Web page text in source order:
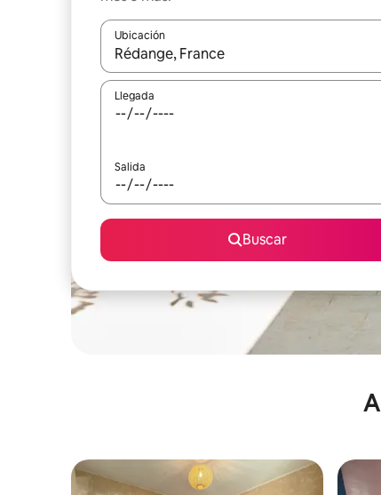
Ubicación
Cuando los resultados estén disponibles,
Llegada
Salida
Buscar